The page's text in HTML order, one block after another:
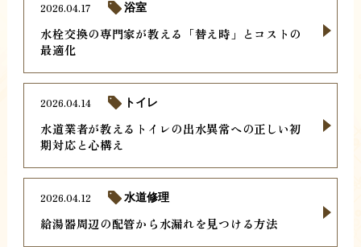
水栓交換の専門家が教える「替え時」とコストの
最適化
2026.04.17 浴室
水道業者が教えるトイレの出水異常への正しい初
期対応と心構え
2026.04.14 トイレ
給湯器周辺の配管から水漏れを見つける方法
2026.04.12 水道修理